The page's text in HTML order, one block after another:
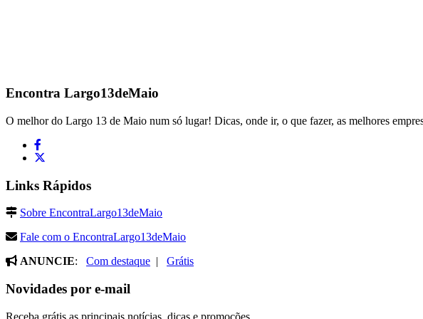
Encontra Largo13deMaio
O melhor do Largo 13 de Maio num só lugar! Dicas, onde ir, o que fazer, as melhores
Links Rápidos
Sobre EncontraLargo13deMaio
Fale com o EncontraLargo13deMaio
ANUNCIE: Com destaque | Grátis
Novidades por e-mail
Receba grátis as principais notícias, dicas e promoções